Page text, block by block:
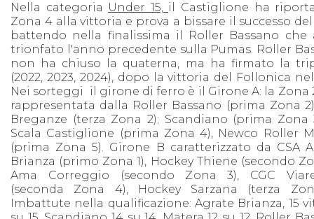
Nella categoria Under 15, il Castiglione ha
Zona 4 alla vittoria e prova a bissare il successo del
battendo nella finalissima il Roller Bassano che
trionfato l'anno precedente sulla Pumas. Roller
non ha chiuso la quaterna, ma ha firmato la
(2022, 2023, 2024), dopo la vittoria del Follonica nel
Nei sorteggi il girone di ferro è il Girone A: la Zona
rappresentata dalla Roller Bassano (prima Zona
Breganze (terza Zona 2); Scandiano (prima Zona
Scala Castiglione (prima Zona 4), Newco Roller
(prima Zona 5). Girone B caratterizzato da CSA
Brianza (primo Zona 1), Hockey Thiene (secondo
Ama Correggio (secondo Zona 3), CGC
(seconda Zona 4), Hockey Sarzana (terza
Imbattute nella qualificazione: Agrate Brianza, 15